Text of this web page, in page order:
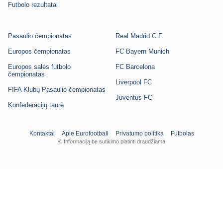
Futbolo rezultatai
Pasaulio čempionatas
Europos čempionatas
Europos salės futbolo
čempionatas
FIFA Klubų Pasaulio čempionatas
Konfederacijų taurė
Real Madrid C.F.
FC Bayern Munich
FC Barcelona
Liverpool FC
Juventus FC
Kontaktai Apie Eurofootball Privatumo politika Futbolas
© Informaciją be sutikimo platinti draudžiama